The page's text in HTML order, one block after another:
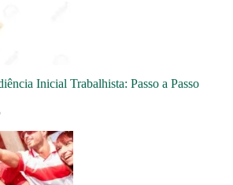
Inicial Trabalhista: Passo a Passo